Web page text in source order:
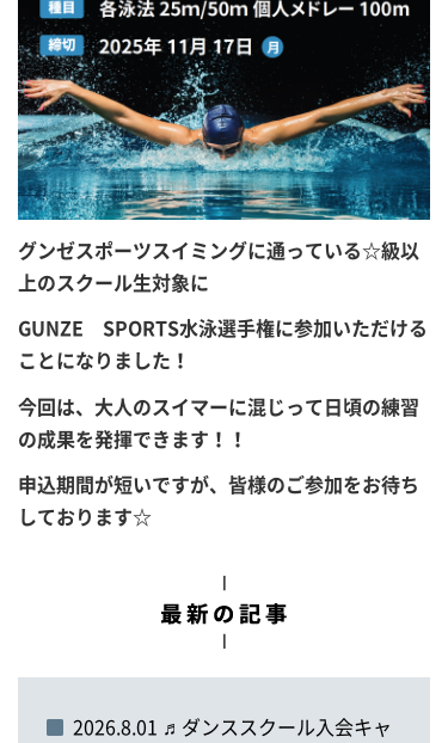
グンゼスポーツスイミングに通っている☆級以
上のスクール生対象に
GUNZE SPORTS水泳選手権に参加いただける
ことになりました！
今回は、大人のスイマーに混じって日頃の練習
の成果を発揮できます！！
申込期間が短いですが、 皆様のご参加をお待ち
しております☆
2026.8.01 ♬ダンススクール入会キャ